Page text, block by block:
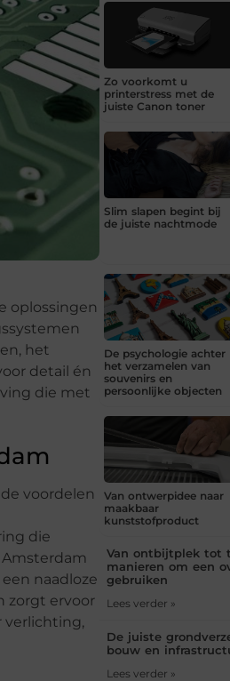
oplossingen
het
detail én
die met
voordelen
die
naadloze
zorgt ervoor
verlichting,
Zo voorkomt u
printerstress met de
juiste Canon toner
Slim slapen begint bij
de juiste nachtmode
De psychologie achter
het verzamelen van
souvenirs en
persoonlijke objecten
Van ontwerpidee naar
maakbaar
kunststofproduct
Van ontbijtplek tot
manieren om een
gebruiken
Lees verder »
De juiste
bouw en
Lees verder »